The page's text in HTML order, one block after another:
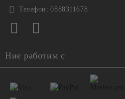
Телефон: 0888311678
Ние работим с